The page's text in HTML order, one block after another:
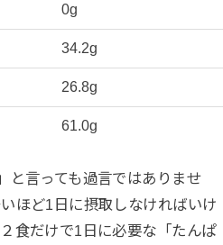
0g
34.2g
26.8g
61.0g
と言っても過言ではありませ
ほど1日に摂取しなければいけ
食だけで1日に必要な「たんぱ